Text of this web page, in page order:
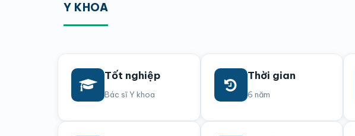
Y KHOA
Tốt nghiệp
Bác sĩ Y khoa
Thời gian
6 năm